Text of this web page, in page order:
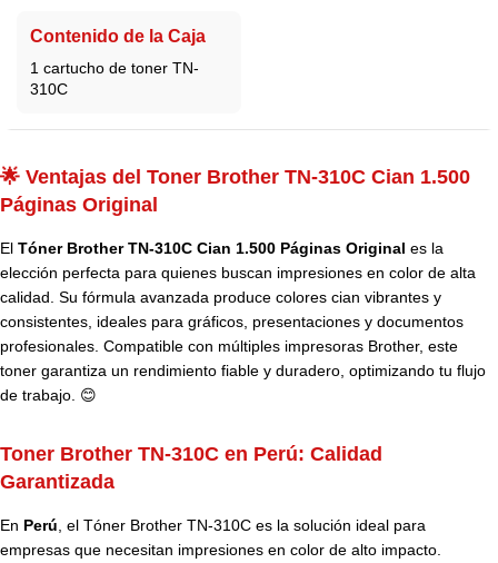
Contenido de la Caja
1 cartucho de toner TN-
310C
🌟 Ventajas del Toner Brother TN-310C Cian 1.500
Páginas Original
El Tóner Brother TN-310C Cian 1.500 Páginas Original es la
elección perfecta para quienes buscan impresiones en color de alta
calidad. Su fórmula avanzada produce colores cian vibrantes y
consistentes, ideales para gráficos, presentaciones y documentos
profesionales. Compatible con múltiples impresoras Brother, este
toner garantiza un rendimiento fiable y duradero, optimizando tu flujo
de trabajo. 😊
Toner Brother TN-310C en Perú: Calidad
Garantizada
En Perú, el Tóner Brother TN-310C es la solución ideal para
empresas que necesitan impresiones en color de alto impacto.